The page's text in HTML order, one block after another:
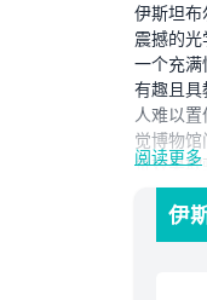
伊斯坦
震撼的
一个充
有趣且
人难以
觉博物
觉效果欺
参观伊
必游景
阅读更多
伊